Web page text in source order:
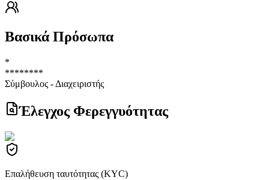
Βασικά Πρόσωπα
*
********
Σύμβουλος - Διαχειριστής
Έλεγχος Φερεγγυότητας
Επαλήθευση ταυτότητας (KYC)